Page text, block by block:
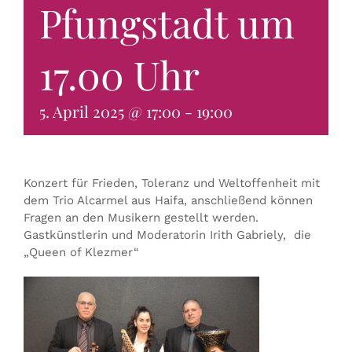
KONTAKT & BUCHEN
Pfungstadt um
17.00 Uhr
5. April 2025 @ 17:00 - 19:00
Konzert für Frieden, Toleranz und Weltoffenheit mit
dem Trio Alcarmel aus Haifa, anschließend können
Fragen an den Musikern gestellt werden.
Gastkünstlerin und Moderatorin Irith Gabriely, die
„Queen of Klezmer“